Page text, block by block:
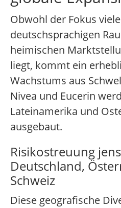
Obwohl der Fokus
deutschsprachigen
heimischen
liegt, kommt ein
Wachstums aus
Nivea und Eucerin
Lateinamerika und
ausgebaut.
Risikostreuung
Deutschland,
Schweiz
Diese geografische